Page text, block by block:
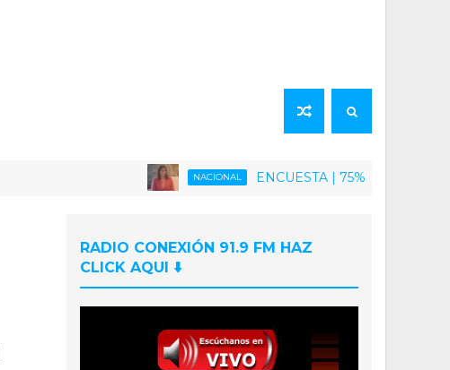
NACIONAL ENCUESTA | 75% de la población
RADIO CONEXIÓN 91.9 FM HAZ
CLICK AQUI ⬇️